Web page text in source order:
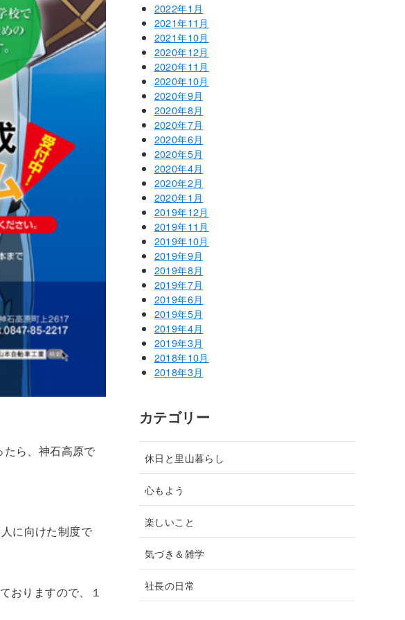
ら、神石高原で
に向けた制度で
おりますので、１
2022年1月
2021年11月
2021年10月
2020年12月
2020年11月
2020年10月
2020年9月
2020年8月
2020年7月
2020年6月
2020年5月
2020年4月
2020年2月
2020年1月
2019年12月
2019年11月
2019年10月
2019年9月
2019年8月
2019年7月
2019年6月
2019年5月
2019年4月
2019年3月
2018年10月
2018年3月
カテゴリー
休日と里山暮らし
心もよう
楽しいこと
気づき＆雑学
社長の日常